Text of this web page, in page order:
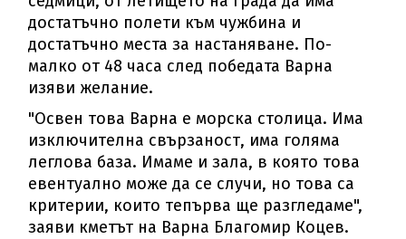
достатъчно полети към чужбина и
достатъчно места за настаняване. По-
малко от 48 часа след победата Варна
изяви желание.
"Освен това Варна е морска столица. Има
изключителна свързаност, има голяма
леглова база. Имаме и зала, в която това
евентуално може да се случи, но това са
критерии, които тепърва ще разгледаме",
заяви кметът на Варна Благомир Коцев.